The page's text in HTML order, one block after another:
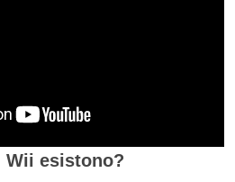
Wii esistono?